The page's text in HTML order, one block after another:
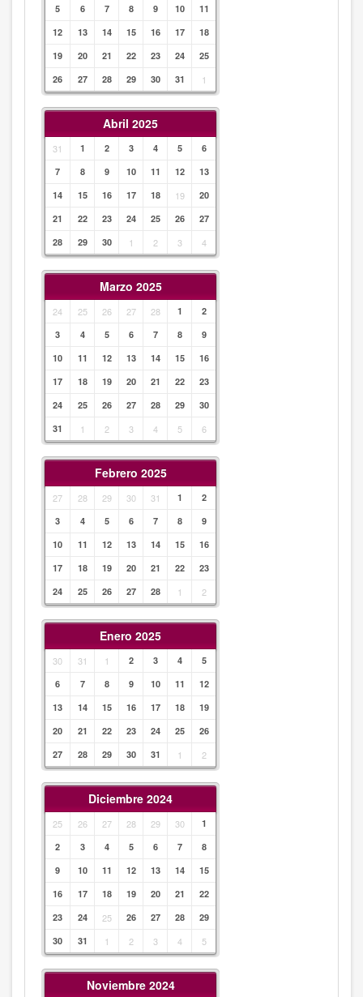
5 6 7 8 9 10
11
12
13 14 15 16 17
18
19
20 21 22 23 24
25
26
27 28 29 30 31 1
Abril 2025
31 1 2 3 4 5
6
7
8 9 10 11 12
13
14
15 16 17 18 19
20
21
22 23 24 25 26
27
28
29 30 1 2 3 4
Marzo 2025
24 25 26 27 28 1
2
3
4 5 6 7 8
9
10
11 12 13 14 15
16
17
18 19 20 21 22
23
24
25 26 27 28 29
30
31
1 2 3 4 5 6
Febrero 2025
27 28 29 30 31 1
2
3
4 5 6 7 8
9
10
11 12 13 14 15
16
17
18 19 20 21 22
23
24
25 26 27 28 1 2
Enero 2025
30 31 1 2 3 4
5
6
7 8 9 10 11
12
13
14 15 16 17 18
19
20
21 22 23 24 25
26
27
28 29 30 31 1 2
Diciembre 2024
25 26 27 28 29 30
1
2
3 4 5 6 7
8
9
10 11 12 13 14
15
16
17 18 19 20 21
22
23
24 25 26 27 28
29
30
31 1 2 3 4 5
Noviembre 2024